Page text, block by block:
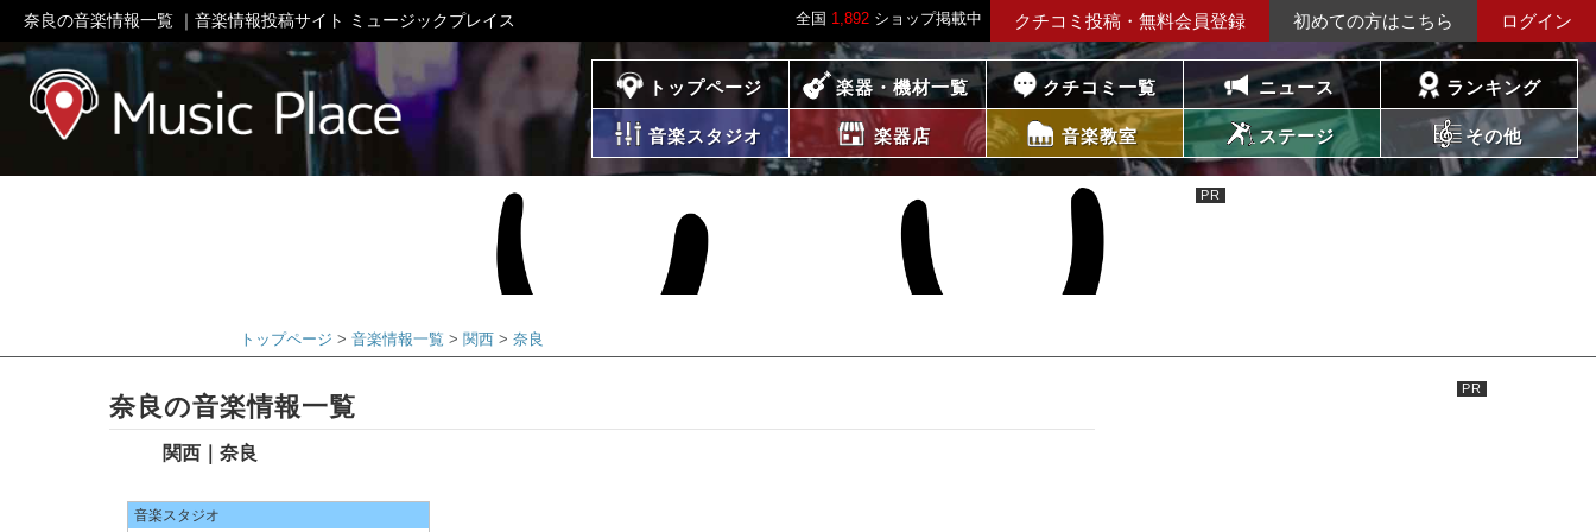
全国 1,892 ショップ掲載中 クチコミ投稿・無料会員登録 初めての方はこちら ログイン
奈良の音楽情報一覧 ｜音楽情報投稿サイト ミュージックプレイス
ミュージックプレイス トップページ 楽器・機材一覧 クチコミ一覧 ニュース ランキング
音楽スタジオ 楽器店 音楽教室 ステージ その他
トップページ 音楽情報一覧 関西 奈良
奈良の音楽情報一覧
関西｜奈良
音楽スタジオ